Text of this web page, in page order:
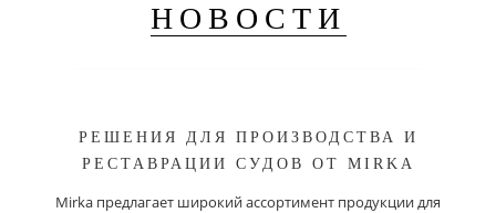
НОВОСТИ
РЕШЕНИЯ ДЛЯ ПРОИЗВОДСТВА И
РЕСТАВРАЦИИ СУДОВ ОТ MIRKA
Mirka предлагает широкий ассортимент продукции для